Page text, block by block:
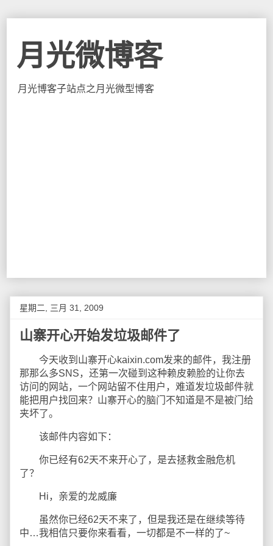
月光微博客
月光博客子站点之月光微型博客
星期二, 三月 31, 2009
山寨开心开始发垃圾邮件了
今天收到山寨开心kaixin.com发来的邮件，我注册
那那么多SNS，还第一次碰到这种赖皮赖脸的让你去
访问的网站，一个网站留不住用户，难道发垃圾邮件就
能把用户找回来？山寨开心的脑门不知道是不是被门给
夹坏了。
该邮件内容如下：
你已经有62天不来开心了，是去拯救金融危机
了？
Hi，亲爱的龙威廉
虽然你已经62天不来了，但是我还是在继续等待
中…我相信只要你来看看，一切都是不一样的了~